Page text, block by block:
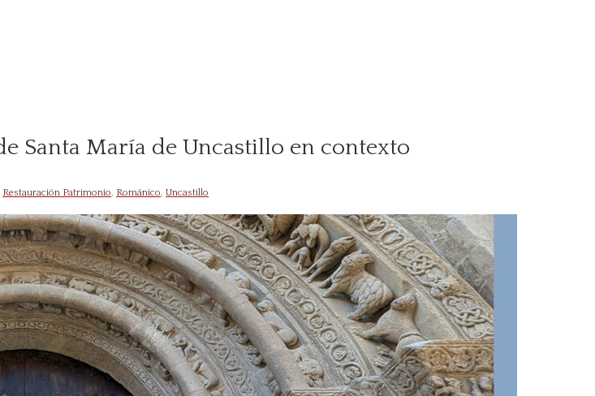
Santa María de Uncastillo en contexto
Restauración Patrimonio, Románico, Uncastillo